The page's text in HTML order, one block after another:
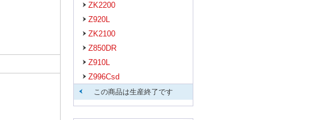
ZK2200
Z920L
ZK2100
Z850DR
Z910L
Z996Csd
この商品は生産終了です